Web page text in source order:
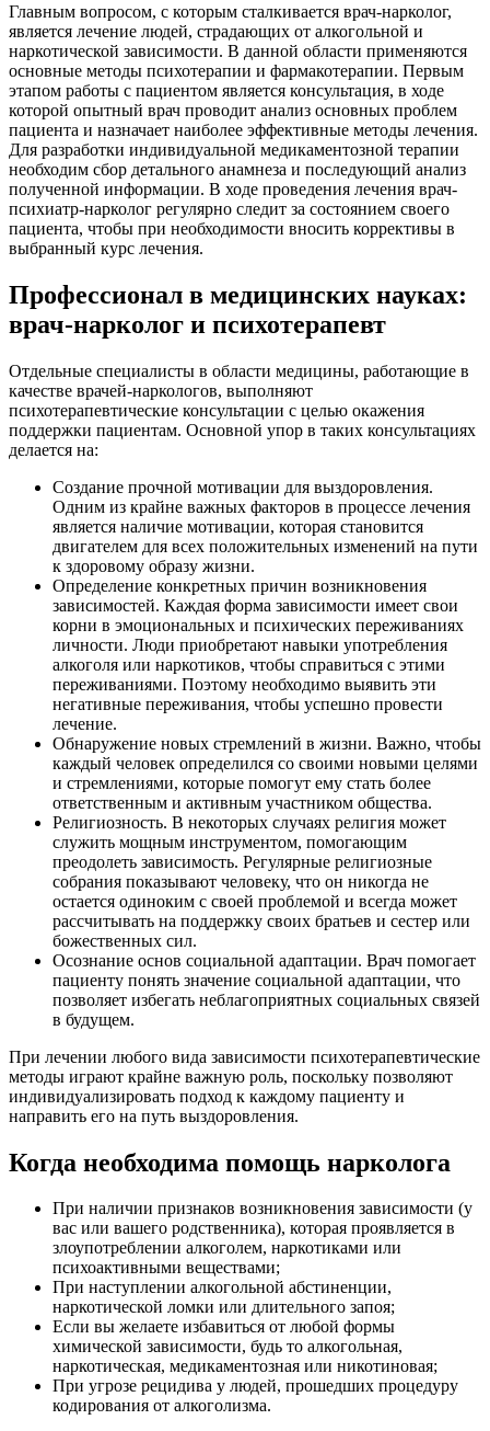
Главным вопросом, с которым сталкивается врач-нарколог,
является лечение людей, страдающих от алкогольной и
наркотической зависимости. В данной области применяются
основные методы психотерапии и фармакотерапии. Первым
этапом работы с пациентом является консультация, в ходе
которой опытный врач проводит анализ основных проблем
пациента и назначает наиболее эффективные методы лечения.
Для разработки индивидуальной медикаментозной терапии
необходим сбор детального анамнеза и последующий анализ
полученной информации. В ходе проведения лечения врач-
психиатр-нарколог регулярно следит за состоянием своего
пациента, чтобы при необходимости вносить коррективы в
выбранный курс лечения.
Профессионал в медицинских науках:
врач-нарколог и психотерапевт
Отдельные специалисты в области медицины, работающие в
качестве врачей-наркологов, выполняют
психотерапевтические консультации с целью окажения
поддержки пациентам. Основной упор в таких консультациях
делается на:
Создание прочной мотивации для выздоровления.
Одним из крайне важных факторов в процессе лечения
является наличие мотивации, которая становится
двигателем для всех положительных изменений на пути
к здоровому образу жизни.
Определение конкретных причин возникновения
зависимостей. Каждая форма зависимости имеет свои
корни в эмоциональных и психических переживаниях
личности. Люди приобретают навыки употребления
алкоголя или наркотиков, чтобы справиться с этими
переживаниями. Поэтому необходимо выявить эти
негативные переживания, чтобы успешно провести
лечение.
Обнаружение новых стремлений в жизни. Важно, чтобы
каждый человек определился со своими новыми целями
и стремлениями, которые помогут ему стать более
ответственным и активным участником общества.
Религиозность. В некоторых случаях религия может
служить мощным инструментом, помогающим
преодолеть зависимость. Регулярные религиозные
собрания показывают человеку, что он никогда не
остается одиноким с своей проблемой и всегда может
рассчитывать на поддержку своих братьев и сестер или
божественных сил.
Осознание основ социальной адаптации. Врач помогает
пациенту понять значение социальной адаптации, что
позволяет избегать неблагоприятных социальных связей
в будущем.
При лечении любого вида зависимости психотерапевтические
методы играют крайне важную роль, поскольку позволяют
индивидуализировать подход к каждому пациенту и
направить его на путь выздоровления.
Когда необходима помощь нарколога
При наличии признаков возникновения зависимости (у
вас или вашего родственника), которая проявляется в
злоупотреблении алкоголем, наркотиками или
психоактивными веществами;
При наступлении алкогольной абстиненции,
наркотической ломки или длительного запоя;
Если вы желаете избавиться от любой формы
химической зависимости, будь то алкогольная,
наркотическая, медикаментозная или никотиновая;
При угрозе рецидива у людей, прошедших процедуру
кодирования от алкоголизма.